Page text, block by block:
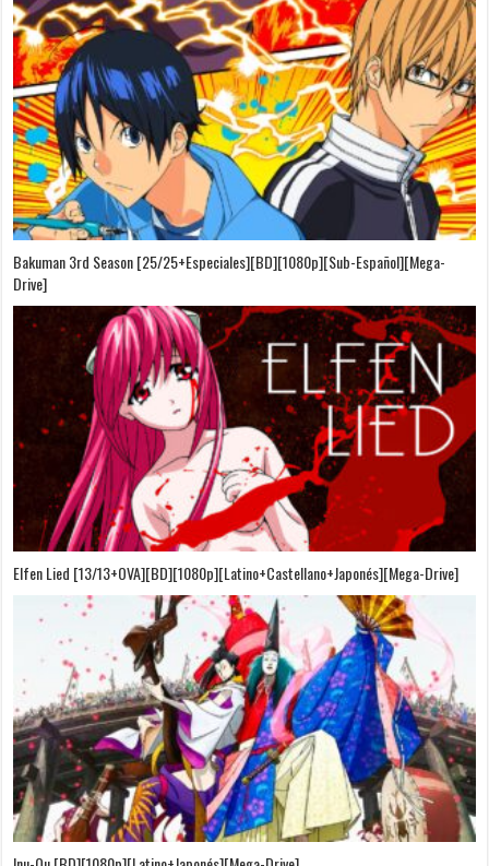
Bakuman 3rd Season [25/25+Especiales][BD][1080p][Sub-Español][Mega-
Drive]
Elfen Lied [13/13+OVA][BD][1080p][Latino+Castellano+Japonés][Mega-Drive]